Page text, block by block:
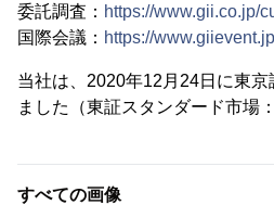
委託調査： https://www.gii.co.jp/
国際会議： https://
当社は、2020年12月24日に東
ました（東証スタンダード市場
すべての画像